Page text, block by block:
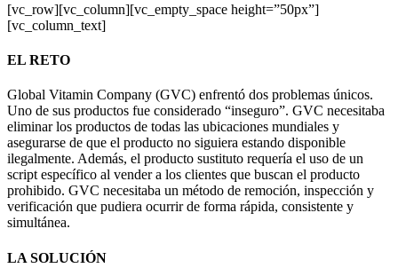
[vc_row][vc_column][vc_empty_space height=”50px”]
[vc_column_text]
EL RETO
Global Vitamin Company (GVC) enfrentó dos problemas únicos.
Uno de sus productos fue considerado “inseguro”. GVC necesitaba
eliminar los productos de todas las ubicaciones mundiales y
asegurarse de que el producto no siguiera estando disponible
ilegalmente. Además, el producto sustituto requería el uso de un
script específico al vender a los clientes que buscan el producto
prohibido. GVC necesitaba un método de remoción, inspección y
verificación que pudiera ocurrir de forma rápida, consistente y
simultánea.
LA SOLUCIÓN